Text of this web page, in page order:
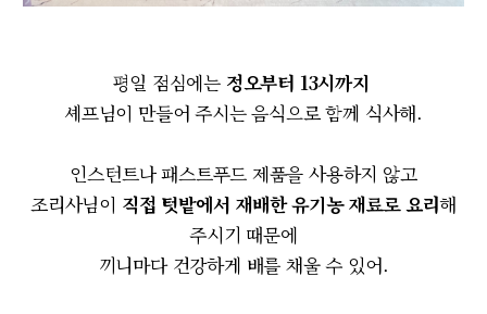
평일 점심에는 정오부터 13시까지
셰프님이 만들어 주시는 음식으로 함께 식사해.
인스턴트나 패스트푸드 제품을 사용하지 않고
조리사님이 직접 텃밭에서 재배한 유기농 재료로 요리해
주시기 때문에
끼니마다 건강하게 배를 채울 수 있어.